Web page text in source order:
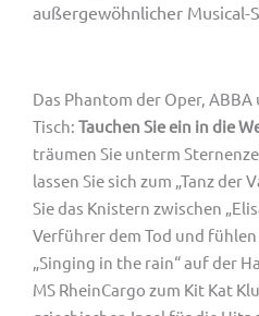
außergewöhnlicher Musical-
Das Phantom der Oper,
Tisch: Tauchen Sie ein in die
träumen Sie unterm
lassen Sie sich zum „Tanz der
Sie das Knistern zwischen
Verführer dem Tod und fühlen
„Singing in the rain“ auf der
MS RheinCargo zum Kit Kat